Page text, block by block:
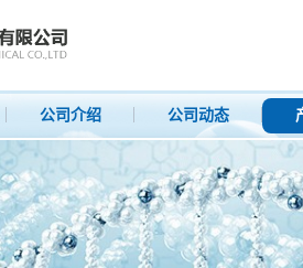
公司介绍 公司动态